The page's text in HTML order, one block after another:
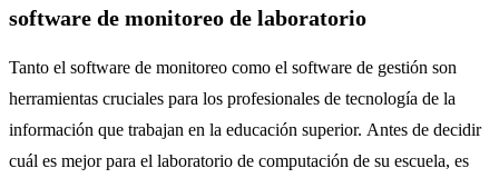
software de monitoreo de laboratorio
Tanto el software de monitoreo como el software de gestión son
herramientas cruciales para los profesionales de tecnología de la
información que trabajan en la educación superior. Antes de decidir
cuál es mejor para el laboratorio de computación de su escuela, es